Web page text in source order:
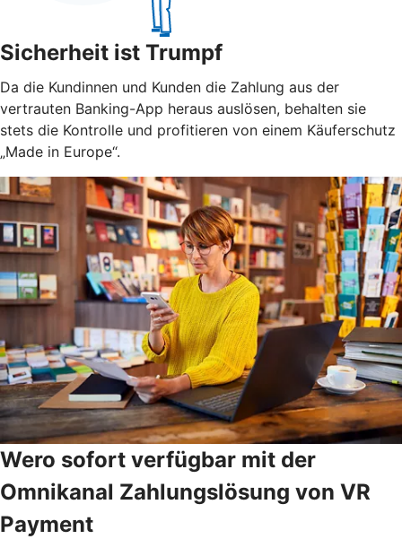
Sicherheit ist Trumpf
Da die Kundinnen und Kunden die Zahlung aus der
vertrauten Banking-App heraus auslösen, behalten sie
stets die Kontrolle und profitieren von einem Käuferschutz
„Made in Europe“.
Wero sofort verfügbar mit der
Omnikanal Zahlungslösung von VR
Payment